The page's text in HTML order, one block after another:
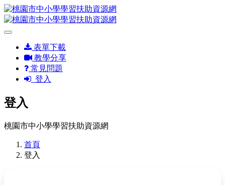
表單下載
教學分享
常見問題
登入
登入
桃園市中小學學習扶助資源網
首頁
登入